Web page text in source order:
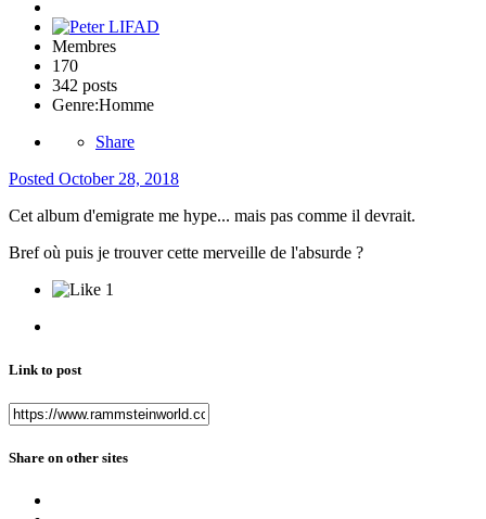
Membres
170
342 posts
Genre:Homme
Share
Posted October 28, 2018
Cet album d'emigrate me hype... mais pas comme il devrait.
Bref où puis je trouver cette merveille de l'absurde ?
1
Link to post
Share on other sites